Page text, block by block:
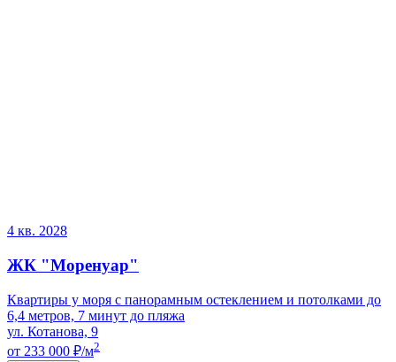
4 кв. 2028
ЖК "Моренуар"
Квартиры у моря с панорамным остеклением и потолками до
6,4 метров, 7 минут до пляжа
ул. Котанова, 9
от 233 000 ₽/м2